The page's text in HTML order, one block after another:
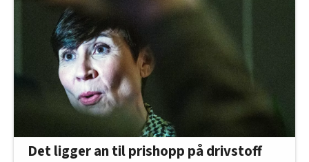
Det ligger an til prishopp på drivstoff